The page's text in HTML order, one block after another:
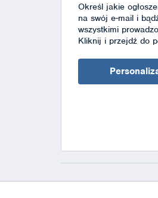
Określ jakie
na swój e-mail i
wszystkimi
Kliknij i przejdź do